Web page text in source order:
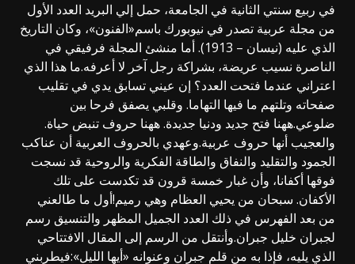
في ربيع سنتي الثانية في الجامعة، حمل إلي البريد العدد الأول
من مجلة عربية تصدر في نيوبورك باسم«الفنون»، وكان التاريخ
الذي عليه (نيسان – 1913). أما منشئ المجلة فرفيقي في
الناصرة نسيب عريضة، بشراكة رجل آخر لا أعرفه.ما هذا الذي
اعتراني عندما فتحت العدد؟ إن عيني تسابق يدي في تقليب
صفحاته وتلتهم ما فيها التهاما. وقلبي يصفق فرحا بين
ضلوعي.ههنا فتح جديد ودنيا جديدة. ههنا حروف تنبض حياة.
والعجيب أنها حروف عربية.وعهدي بالحروف العربية أن عناكب
الجمود والتقليد والنفاق والطاقة الفكرية والروحية قد نسجت
فوقها أكفانا، وأن غبار خمسة قرون قد تكدست على تلك
الأكفان. سبحان من يحيي العظام وهي رميم!أول ما طالعني
من بعد الفهرس في ذلك العدد الجميل المظهر والتنسيق رسم
لجبران خليل جبران.وأنتقل من الرسم إلى المقال الافتتاحي
الذي يليه، فإذا به من قلم جبران وعنوانه «أيها الليل»:فيطربني